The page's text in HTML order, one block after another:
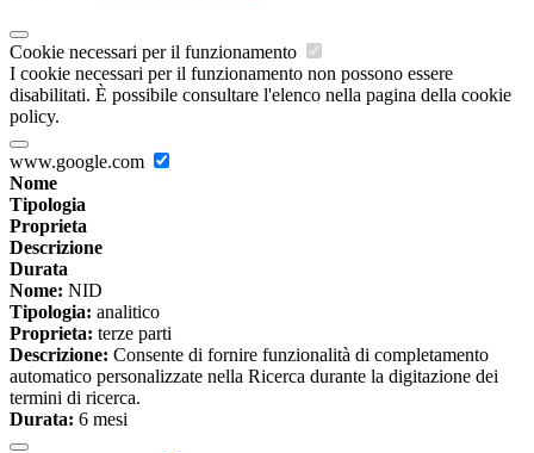
Cookie necessari per il funzionamento
I cookie necessari per il funzionamento non possono essere
disabilitati. È possibile consultare l'elenco nella pagina della cookie
policy.
www.google.com
Nome
Tipologia
Proprieta
Descrizione
Durata
Nome: NID
Tipologia: analitico
Proprieta: terze parti
Descrizione: Consente di fornire funzionalità di completamento
automatico personalizzate nella Ricerca durante la digitazione dei
termini di ricerca.
Durata: 6 mesi